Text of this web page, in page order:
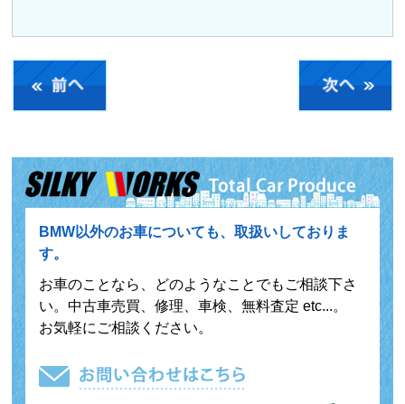
BMW以外のお車についても、取扱いしておりま
す。
お車のことなら、どのようなことでもご相談下さ
い。中古車売買、修理、車検、無料査定 etc...。
お気軽にご相談ください。